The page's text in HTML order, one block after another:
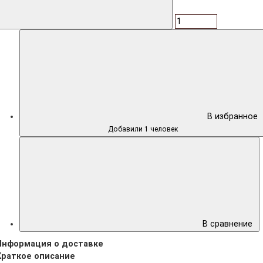
В избранное
Добавили 1 человек
В сравнение
о доставке
описание